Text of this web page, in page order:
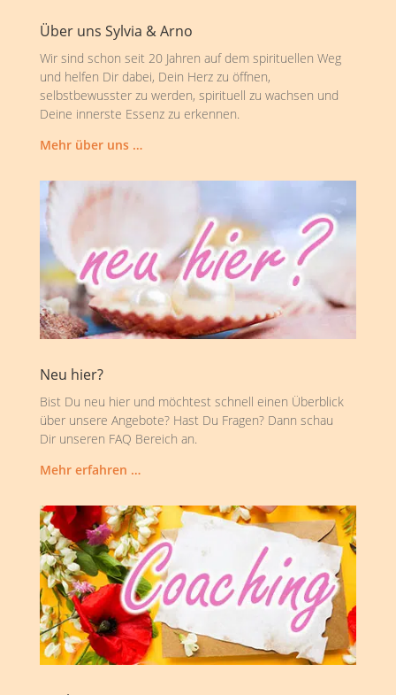
Über uns Sylvia & Arno
Wir sind schon seit 20 Jahren auf dem spirituellen Weg
und helfen Dir dabei, Dein Herz zu öffnen,
selbstbewusster zu werden, spirituell zu wachsen und
Deine innerste Essenz zu erkennen.
Mehr über uns …
Neu hier?
Bist Du neu hier und möchtest schnell einen Überblick
über unsere Angebote? Hast Du Fragen? Dann schau
Dir unseren FAQ Bereich an.
Mehr erfahren …